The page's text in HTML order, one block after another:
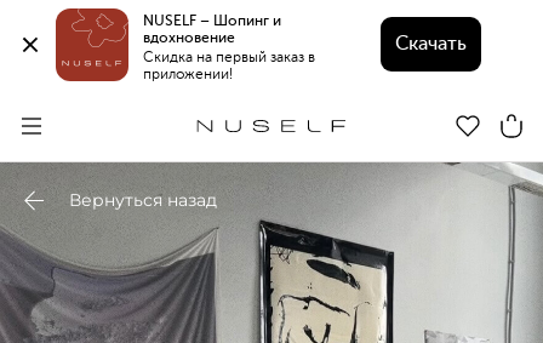
NUSELF – Шопинг и
вдохновение
Скидка на первый заказ в
приложении!
Скачать
Вернуться назад